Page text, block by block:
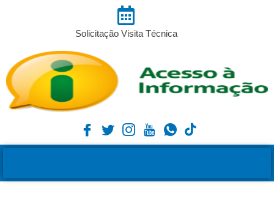
Solicitação Visita Técnica